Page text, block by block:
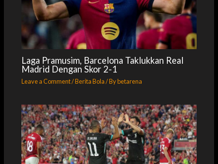
Laga Pramusim, Barcelona Taklukkan Real
Madrid Dengan Skor 2-1
Leave a Comment/Berita Bola/ Bybetarena